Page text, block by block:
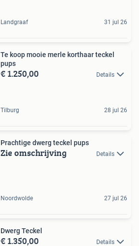
Landgraaf 31 jul 26
Te koop mooie merle korthaar teckel
pups
€ 1.250,00 Details
Tilburg 28 jul 26
Prachtige dwerg teckel pups
Zie omschrijving Details
Noordwolde 27 jul 26
Dwerg Teckel
€ 1.350,00 Details